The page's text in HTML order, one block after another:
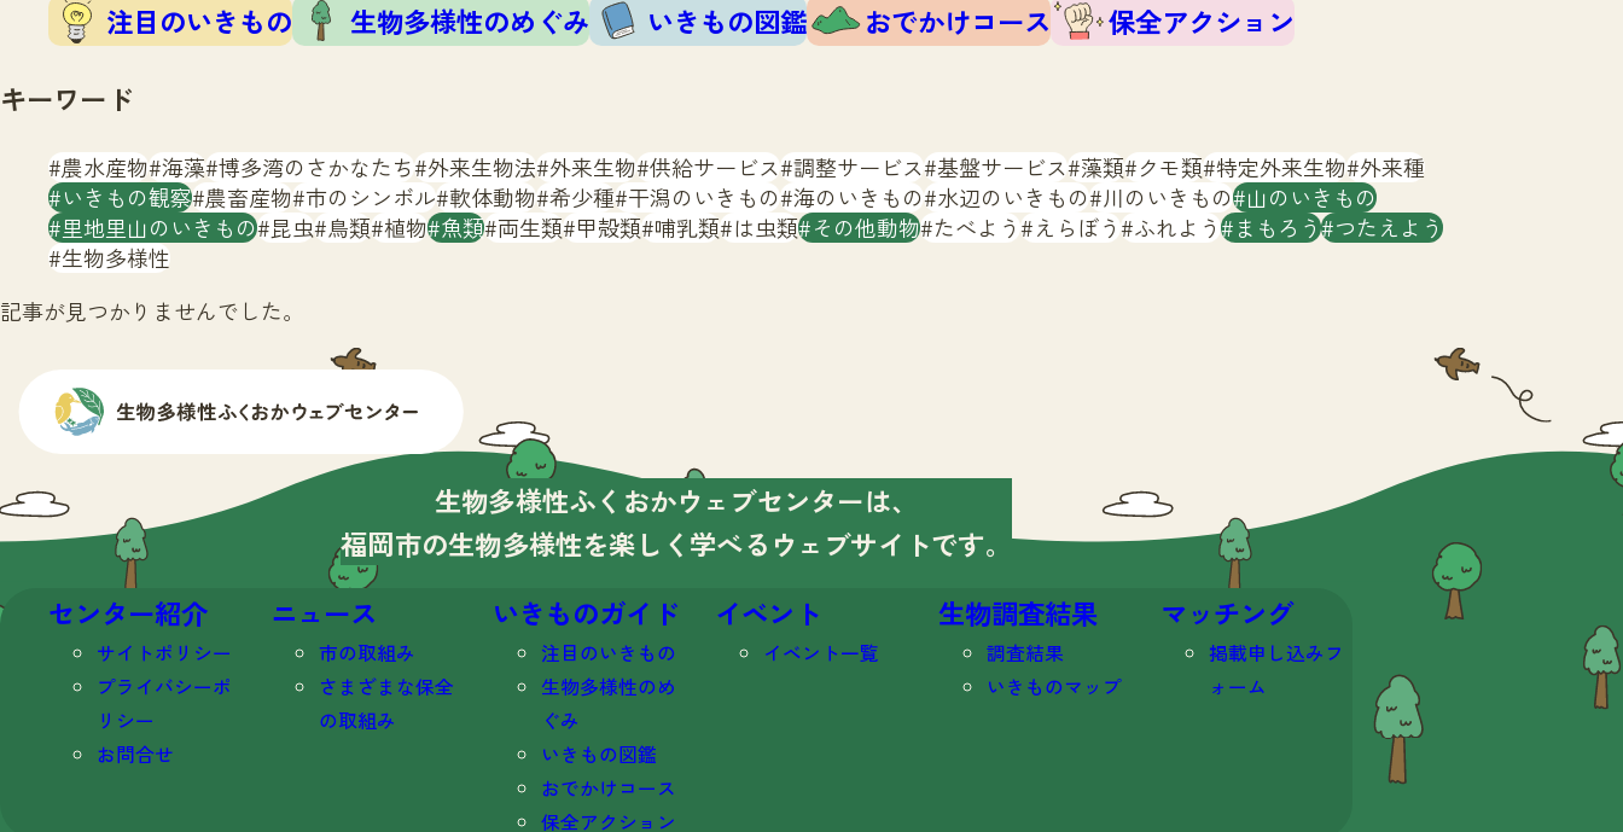
注目のいきもの 生物多様性のめぐみ いきもの図鑑 おでかけコース
保全アクション
キーワード
農水産物 海藻 博多湾のさかなたち 外来生物法 外来生物 供給サービス 調整サービス 基盤サービス 藻類 クモ類 特定外来生物 外来種
いきもの観察 農畜産物 市のシンボル 軟体動物 希少種 干潟のいきもの 海のいきもの 水辺のいきもの 川のいきもの 山のいきもの
里地里山のいきもの 昆虫 鳥類 植物 魚類 両生類 甲殻類 哺乳類 は虫類 その他動物 たべよう えらぼう ふれよう まもろう つたえよう
生物多様性
記事が見つかりませんでした。
生物多様性ふくおかウェブセンターは、
福岡市の生物多様性を楽しく学べる ウェブサイトです。
センター紹介
サイトポリシー
プライバシーポ
リシー
お問合せ
ニュース
市の取組み
さまざまな保全
の取組み
いきものガイド
注目のいきもの
生物多様性のめ
ぐみ
いきもの図鑑
おでかけコース
保全アクション
イベント
イベント一覧
生物調査結果
調査結果
いきものマップ
マッチング
掲載申し込みフ
ォーム